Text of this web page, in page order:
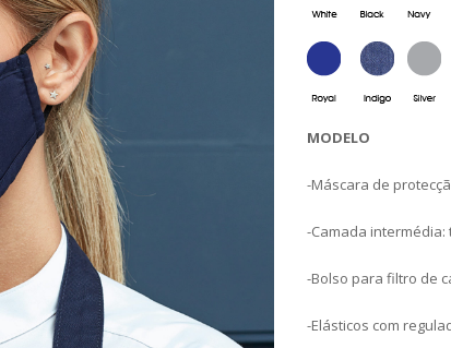
MODELO
-Máscara de
-Camada
-Bolso para filtro de
-Elásticos com